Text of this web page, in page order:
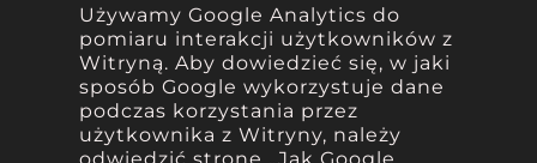
Używamy Google Analytics do
pomiaru interakcji użytkowników z
Witryną. Aby dowiedzieć się, w jaki
sposób Google wykorzystuje dane
podczas korzystania przez
użytkownika z Witryny, należy